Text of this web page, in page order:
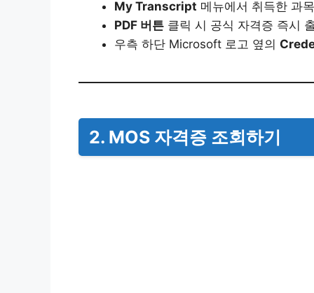
My Transcript 메뉴에서 취득한 과
PDF 버튼 클릭 시 공식 자격증 즉시
우측 하단 Microsoft 로고 옆의
2. MOS 자격증 조회하기